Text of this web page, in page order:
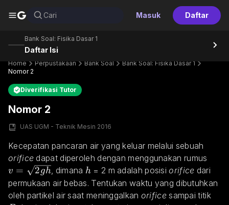
G Cari Masuk Daftar
Bank Soal: Fisika Dasar 1
Daftar Isi
Home Perpustakaan Bank Soal
Bank Soal: Fisika Dasar 1
Nomor 2
Diverifikasi Tutor
Nomor 2
UAS UGM - Teknik Mesin 2016
Kecepatan pancaran air yang keluar melalui sebuah
orifice dapat diperoleh dengan menggunakan rumus
v = 2gh , dimana h
h = 2 m adalah posisi orifice dari
permukaan air bebas. Tentukan waktu yang dibutuhkan
oleh partikel air saat meninggalkan orifice sampai titik